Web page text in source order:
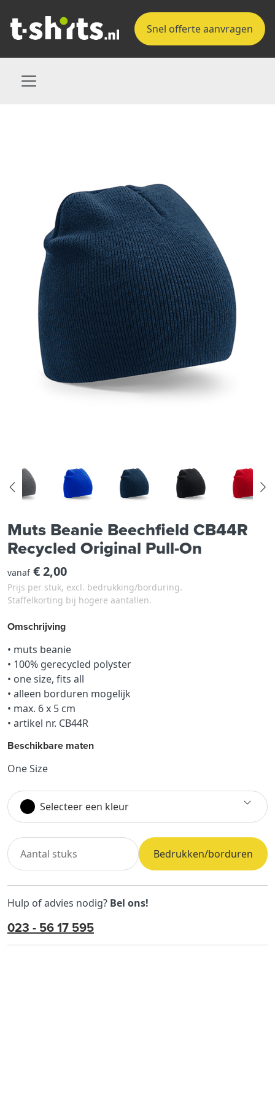
Snel offerte aanvragen
Muts Beanie Beechfield CB44R
Recycled Original Pull-On
vanaf€ 2,00
Prijs per stuk, excl. bedrukking/borduring.
Staffelkorting bij hogere aantallen.
Omschrijving
• muts beanie
• 100% gerecycled polyster
• one size, fits all
• alleen borduren mogelijk
• max. 6 x 5 cm
• artikel nr. CB44R
Beschikbare maten
One Size
Selecteer een kleur
Bedrukken/borduren
Hulp of advies nodig? Bel ons!
023 - 56 17 595